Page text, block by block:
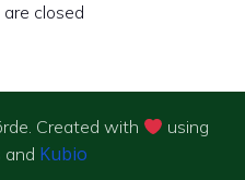
closed
Created with
using
and Kubio